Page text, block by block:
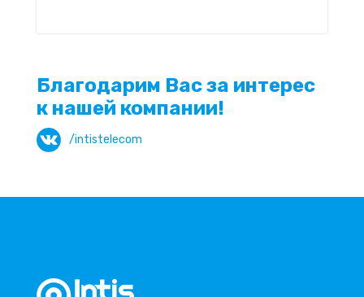
Благодарим Вас за интерес
к нашей компании!
/intistelecom